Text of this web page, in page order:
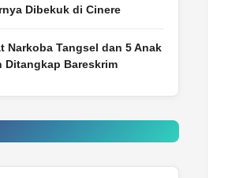
Dibekuk di Cinere
Narkoba Tangsel dan 5 Anak
Ditangkap Bareskrim